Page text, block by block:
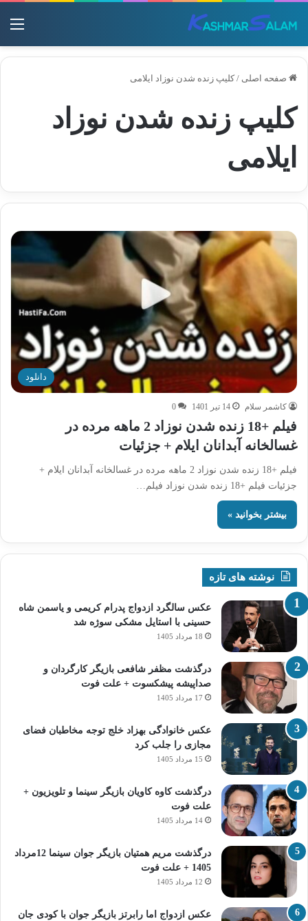
صفحه اصلی / کلیپ زنده شدن نوزاد ایلامی
کلیپ زنده شدن نوزاد
ایلامی
دانلود
کاشمر سلام 14 تیر 1401 0
فیلم +18 زنده شدن نوزاد 2 ماهه مرده در
غسالخانه آبدانان ایلام + جزئیات
فیلم +18 زنده شدن نوزاد 2 ماهه مرده در غسالخانه آبدانان ایلام +
جزئیات فیلم +18 زنده شدن نوزاد فیلم…
بیشتر بخوانید »
نوشته های تازه
عکس سالگرد ازدواج پدرام کریمی و یاسمن شاه‌
حسینی با استایل مشکی سوژه شد
18 مرداد 1405
درگذشت مظفر شافعی بازیگر کارگردان و
صداپیشه پیشکسوت + علت فوت
17 مرداد 1405
عکس خانوادگی بهزاد خلج توجه مخاطبان فضای
مجازی را جلب کرد
15 مرداد 1405
درگذشت کاوه کاویان بازیگر سینما و تلویزیون +
علت فوت
14 مرداد 1405
درگذشت مریم همتیان بازیگر جوان سینما 12مرداد
1405 + علت فوت
12 مرداد 1405
عکس ازدواج اما رابرتز بازیگر جوان با کودی جان